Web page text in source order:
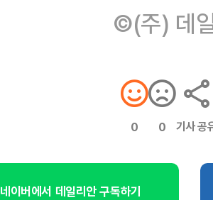
©(주) 데
0 0 기사 공
네이버에서 데일리안 구독하기